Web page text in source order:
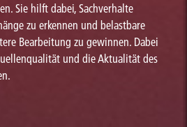
Sie hilft dabei, Sachverhalte
zu erkennen und belastbare
Bearbeitung zu gewinnen. Dabei
und die Aktualität des